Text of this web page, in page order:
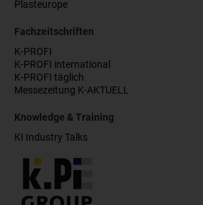
Plasteurope
Fachzeitschriften
K-PROFI
K-PROFI international
K-PROFI täglich
Messezeitung K-AKTUELL
Knowledge & Training
KI Industry Talks